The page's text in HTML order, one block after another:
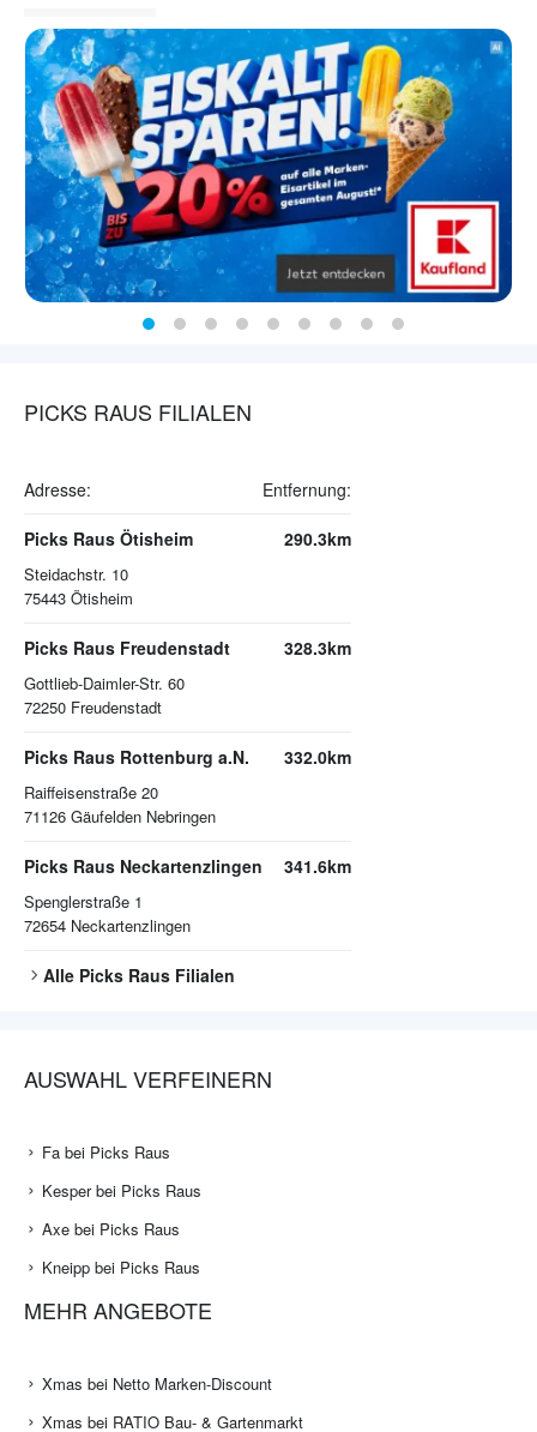
PICKS RAUS FILIALEN
Adresse: Entfernung:
Picks Raus Ötisheim
Steidachstr. 10
75443 Ötisheim
290.3km
Picks Raus Freudenstadt
Gottlieb-Daimler-Str. 60
72250 Freudenstadt
328.3km
Picks Raus Rottenburg a.N.
Raiffeisenstraße 20
71126 Gäufelden Nebringen
332.0km
Picks Raus Neckartenzlingen
Spenglerstraße 1
72654 Neckartenzlingen
341.6km
Alle Picks Raus Filialen
AUSWAHL VERFEINERN
Fa bei Picks Raus
Kesper bei Picks Raus
Axe bei Picks Raus
Kneipp bei Picks Raus
MEHR ANGEBOTE
Xmas bei Netto Marken-Discount
Xmas bei RATIO Bau- & Gartenmarkt